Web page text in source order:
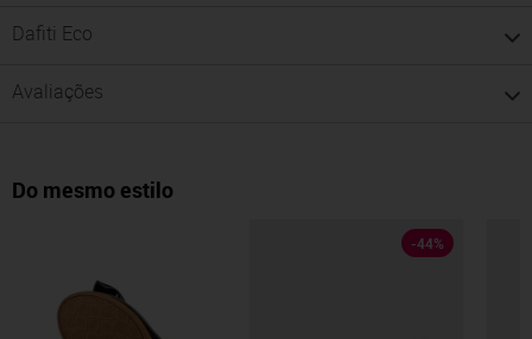
Dafiti Eco
Avaliações
Do mesmo estilo
-44%